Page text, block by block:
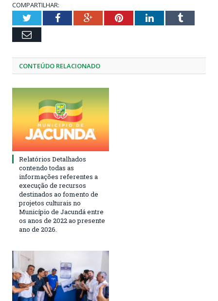
COMPARTILHAR:
TwitterFacebookGoogle+PinterestLinkedInTumblr
Email
CONTEÚDO RELACIONADO
Relatórios Detalhados
contendo todas as
informações referentes a
execução de recursos
destinados ao fomento de
projetos culturais no
Município de Jacundá entre
os anos de 2022 ao presente
ano de 2026.